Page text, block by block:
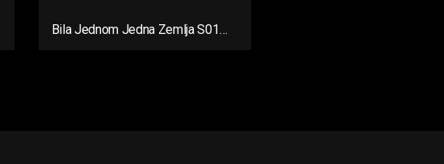
Bila Jednom Jedna Zemlja S01